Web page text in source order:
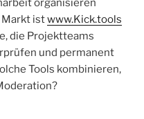
organisieren
Markt istwww.Kick.tools
die Projektteams
und permanent
Tools kombinieren,